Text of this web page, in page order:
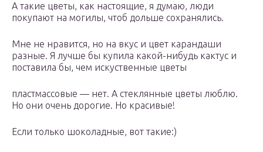
А такие цветы, как настоящие, я думаю, люди
покупают на могилы, чтоб дольше сохранялись.
Мне не нравится, но на вкус и цвет карандаши
разные. Я лучше бы купила какой-нибудь кактус и
поставила бы, чем искуственные цветы
пластмассовые — нет. А стеклянные цветы люблю.
Но они очень дорогие. Но красивые!
Если только шоколадные, вот такие:)